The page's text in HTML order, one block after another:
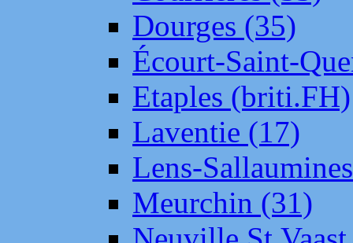
Dourges (35)
Écourt-Saint-
Etaples (briti.FH)
Laventie (17)
Lens-
Meurchin (31)